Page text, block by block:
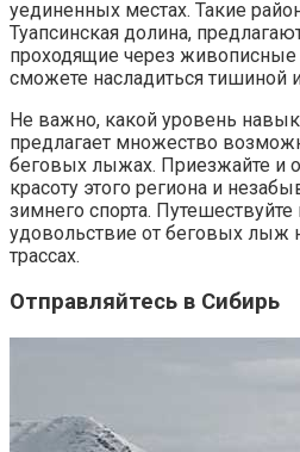
уединенных местах. Такие
Туапсинская долина,
проходящие через
сможете насладиться тишиной
Не важно, какой уровень
предлагает множество
беговых лыжах. Приезжайте и
красоту этого региона и
зимнего спорта. Путешествуйте
удовольствие от беговых лыж
трассах.
Отправляйтесь в Сибирь